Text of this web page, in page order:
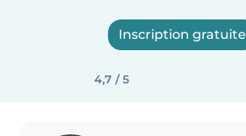
Inscription gratuite
4,7 / 5